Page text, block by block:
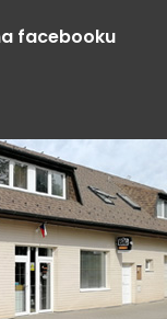
facebooku